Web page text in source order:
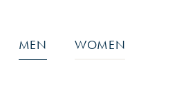
MEN WOMEN